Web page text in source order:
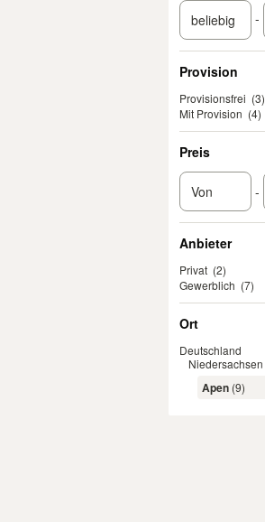
-
Provision
Provisionsfrei (3)
Mit Provision (4)
Preis
-
Anbieter
Privat (2)
Gewerblich (7)
Ort
Deutschland
Niedersachsen
Apen (9)